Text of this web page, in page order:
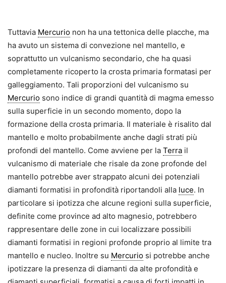
Tuttavia Mercurio non ha una tettonica delle placche, ma
ha avuto un sistema di convezione nel mantello, e
soprattutto un vulcanismo secondario, che ha quasi
completamente ricoperto la crosta primaria formatasi per
galleggiamento. Tali proporzioni del vulcanismo su
Mercurio sono indice di grandi quantità di magma emesso
sulla superficie in un secondo momento, dopo la
formazione della crosta primaria. Il materiale è risalito dal
mantello e molto probabilmente anche dagli strati più
profondi del mantello. Come avviene per la Terra il
vulcanismo di materiale che risale da zone profonde del
mantello potrebbe aver strappato alcuni dei potenziali
diamanti formatisi in profondità riportandoli alla luce. In
particolare si ipotizza che alcune regioni sulla superficie,
definite come province ad alto magnesio, potrebbero
rappresentare delle zone in cui localizzare possibili
diamanti formatisi in regioni profonde proprio al limite tra
mantello e nucleo. Inoltre su Mercurio si potrebbe anche
ipotizzare la presenza di diamanti da alte profondità e